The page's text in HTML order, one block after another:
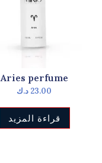
Aries perfume
23.00 د.ك
قراءة المزيد